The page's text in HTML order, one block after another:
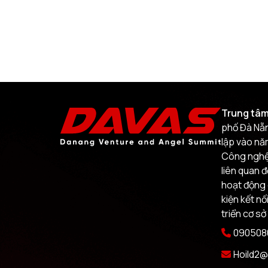
Trung
phố Đà
lập vào
Công
liên quan
hoạt động
kiện kết
triển cơ